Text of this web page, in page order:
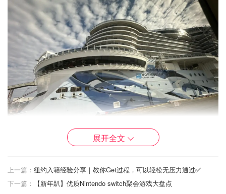
展开全文
上一篇： 纽约入籍经验分享｜教你Get过程，可以轻松无压力通过✅
下一篇：
【新年趴】优质Nintendo switch聚会游戏大盘点